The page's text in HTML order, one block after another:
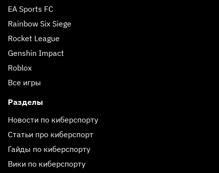
EA Sports FC
Rainbow Six Siege
Rocket League
Genshin Impact
Roblox
Все игры
Разделы
Новости по киберспорту
Статьи про киберспорт
Гайды по киберспорту
Вики по киберспорту